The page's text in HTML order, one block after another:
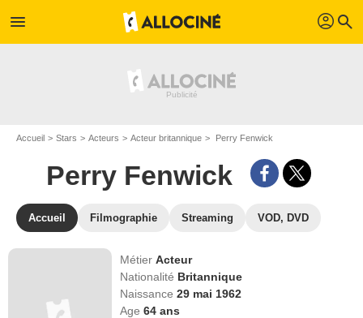
menu profil search
Accueil Stars Acteurs Acteur britannique Perry Fenwick
Perry Fenwick
Accueil Filmographie Streaming VOD, DVD
MétierActeur
Nationalité Britannique
Naissance29 mai 1962
Age64 ans